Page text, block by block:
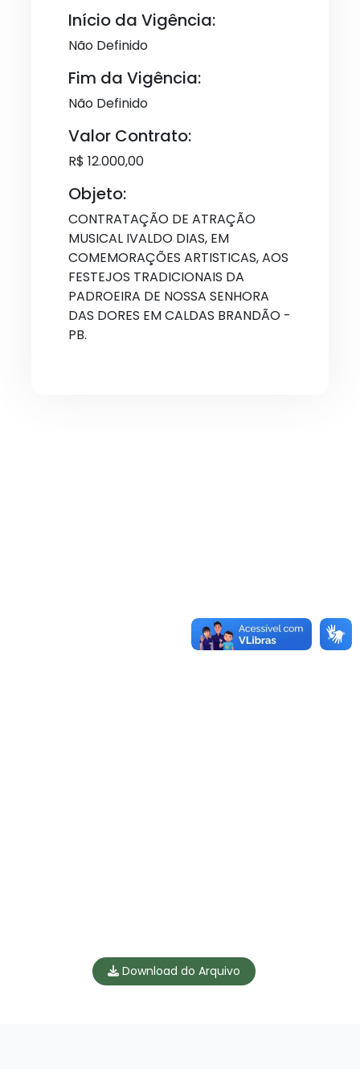
Início da Vigência:
Não Definido
Fim da Vigência:
Não Definido
Valor Contrato:
R$ 12.000,00
Objeto:
CONTRATAÇÃO DE ATRAÇÃO
MUSICAL IVALDO DIAS, EM
COMEMORAÇÕES ARTISTICAS, AOS
FESTEJOS TRADICIONAIS DA
PADROEIRA DE NOSSA SENHORA
DAS DORES EM CALDAS BRANDÃO -
PB.
Download do Arquivo